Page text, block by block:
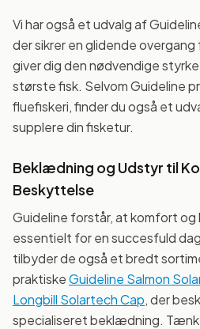
Vi har også et udvalg af
der sikrer en glidende
giver dig den nødvendige
største fisk. Selvom Guideline
fluefiskeri, finder du også et
supplere din fisketur.
Beklædning og Udstyr til
Beskyttelse
Guideline forstår, at komfort
essentielt for en succesfuld
tilbyder de også et bredt
praktiskeGuideline Salmon
Longbill Solartech Cap, der
specialiseret beklædning. Tænk